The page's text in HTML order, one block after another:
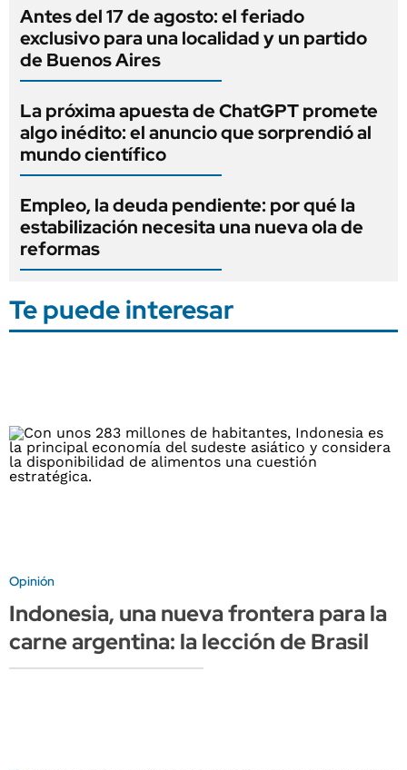
Antes del 17 de agosto: el feriado
exclusivo para una localidad y un partido
de Buenos Aires
La próxima apuesta de ChatGPT promete
algo inédito: el anuncio que sorprendió al
mundo científico
Empleo, la deuda pendiente: por qué la
estabilización necesita una nueva ola de
reformas
Te puede interesar
Opinión
Indonesia, una nueva frontera para la
carne argentina: la lección de Brasil